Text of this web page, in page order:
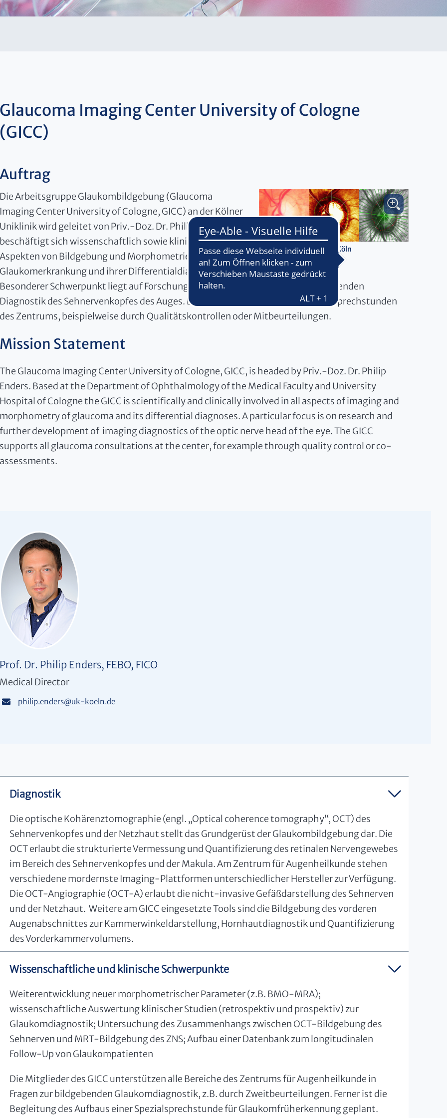
Glaucoma Imaging Center University of Cologne
(GICC)
Auftrag
GICC, Grafik: Uniklinik Köln
Die Arbeitsgruppe Glaukombildgebung (Glaucoma
Imaging Center University of Cologne, GICC) an der Kölner
Uniklinik wird geleitet von Priv.-Doz. Dr. Philip Enders und
beschäftigt sich wissenschaftlich sowie klinisch mit allen
Aspekten von Bildgebung und Morphometrie der
Glaukomerkrankung und ihrer Differentialdiagnosen.
Besonderer Schwerpunkt liegt auf Forschung und Weiterentwicklung der bildgebenden
Diagnostik des Sehnervenkopfes des Auges. Das GICC unterstützt alle Glaukomsprechstunden
des Zentrums, beispielweise durch Qualitätskontrollen oder Mitbeurteilungen.
Mission Statement
The Glaucoma Imaging Center University of Cologne, GICC, is headed by Priv.-Doz. Dr. Philip
Enders. Based at the Department of Ophthalmology of the Medical Faculty and University
Hospital of Cologne the GICC is scientifically and clinically involved in all aspects of imaging and
morphometry of glaucoma and its differential diagnoses. A particular focus is on research and
further development of imaging diagnostics of the optic nerve head of the eye. The GICC
supports all glaucoma consultations at the center, for example through quality control or co-
assessments.
Prof. Dr. Philip Enders, FEBO, FICO
Medical Director
philip.enders@uk-koeln.de
Diagnostik
Die optische Kohärenztomographie (engl. „Optical coherence tomography“, OCT) des
Sehnervenkopfes und der Netzhaut stellt das Grundgerüst der Glaukombildgebung dar. Die
OCT erlaubt die strukturierte Vermessung und Quantifizierung des retinalen Nervengewebes
im Bereich des Sehnervenkopfes und der Makula. Am Zentrum für Augenheilkunde stehen
verschiedene mordernste Imaging-Plattformen unterschiedlicher Hersteller zur Verfügung.
Die OCT-Angiographie (OCT-A) erlaubt die nicht-invasive Gefäßdarstellung des Sehnerven
und der Netzhaut. Weitere am GICC eingesetzte Tools sind die Bildgebung des vorderen
Augenabschnittes zur Kammerwinkeldarstellung, Hornhautdiagnostik und Quantifizierung
des Vorderkammervolumens.
Wissenschaftliche und klinische Schwerpunkte
Weiterentwicklung neuer morphometrischer Parameter (z.B. BMO-MRA);
wissenschaftliche Auswertung klinischer Studien (retrospektiv und prospektiv) zur
Glaukomdiagnostik; Untersuchung des Zusammenhangs zwischen OCT-Bildgebung des
Sehnerven und MRT-Bildgebung des ZNS; Aufbau einer Datenbank zum longitudinalen
Follow-Up von Glaukompatienten
Die Mitglieder des GICC unterstützen alle Bereiche des Zentrums für Augenheilkunde in
Fragen zur bildgebenden Glaukomdiagnostik, z.B. durch Zweitbeurteilungen. Ferner ist die
Begleitung des Aufbaus einer Spezialsprechstunde für Glaukomfrüherkennung geplant.